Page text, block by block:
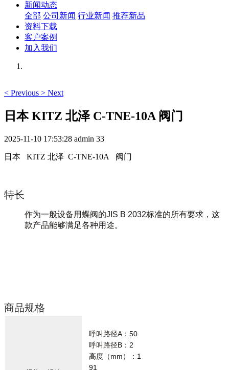
新闻动态
全部 公司新闻 行业新闻 推荐新品
资料下载
客户案例
加入我们
< Previous > Next
日本 KITZ 北泽 C-TNE-10A 阀门
2025-11-10 17:53:28 admin 33
日本 KITZ 北泽 C-TNE-10A 阀门
特长
作为一般设备用蝶阀的JIS B 2032标准的所有要求，这
款产品能够满足各种用途。
商品规格
呼叫路径A：50
呼叫路径B：2
高度（mm）：1
91